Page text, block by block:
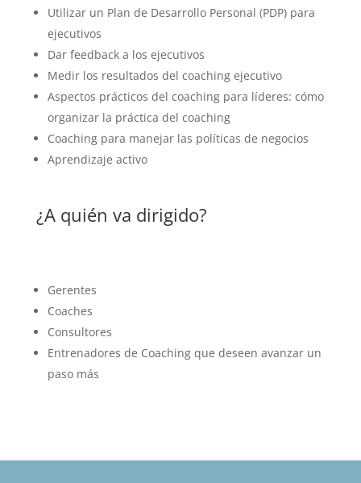
Utilizar un Plan de Desarrollo Personal (PDP) para
ejecutivos
Dar feedback a los ejecutivos
Medir los resultados del coaching ejecutivo
Aspectos prácticos del coaching para líderes: cómo
organizar la práctica del coaching
Coaching para manejar las políticas de negocios
Aprendizaje activo
¿A quién va dirigido?
Gerentes
Coaches
Consultores
Entrenadores de Coaching que deseen avanzar un
paso más